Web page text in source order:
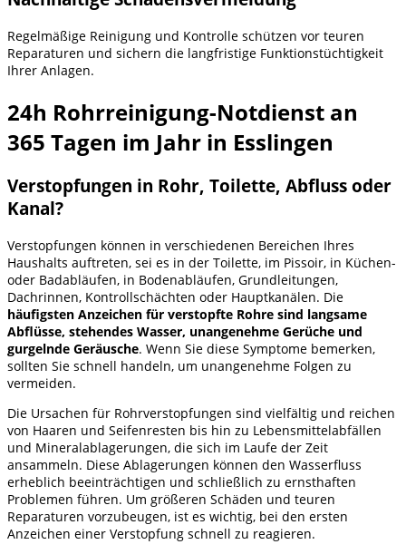
Regelmäßige Reinigung und Kontrolle schützen vor teuren
Reparaturen und sichern die langfristige Funktionstüchtigkeit
Ihrer Anlagen.
24h Rohrreinigung-Notdienst an
365 Tagen im Jahr in Esslingen
Verstopfungen in Rohr, Toilette, Abfluss oder
Kanal?
Verstopfungen können in verschiedenen Bereichen Ihres
Haushalts auftreten, sei es in der Toilette, im Pissoir, in Küchen-
oder Badabläufen, in Bodenabläufen, Grundleitungen,
Dachrinnen, Kontrollschächten oder Hauptkanälen. Die
häufigsten Anzeichen für verstopfte Rohre sind langsame
Abflüsse, stehendes Wasser, unangenehme Gerüche und
gurgelnde Geräusche. Wenn Sie diese Symptome bemerken,
sollten Sie schnell handeln, um unangenehme Folgen zu
vermeiden.
Die Ursachen für Rohrverstopfungen sind vielfältig und reichen
von Haaren und Seifenresten bis hin zu Lebensmittelabfällen
und Mineralablagerungen, die sich im Laufe der Zeit
ansammeln. Diese Ablagerungen können den Wasserfluss
erheblich beeinträchtigen und schließlich zu ernsthaften
Problemen führen. Um größeren Schäden und teuren
Reparaturen vorzubeugen, ist es wichtig, bei den ersten
Anzeichen einer Verstopfung schnell zu reagieren.